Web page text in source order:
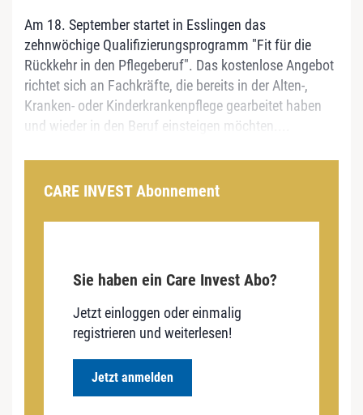
Am 18. September startet in Esslingen das
zehnwöchige Qualifizierungsprogramm "Fit für die
Rückkehr in den Pflegeberuf". Das kostenlose Angebot
richtet sich an Fachkräfte, die bereits in der Alten-,
Kranken- oder Kinderkrankenpflege gearbeitet haben
und wieder in den Beruf einsteigen möchten....
CARE INVEST Abonnement
Sie haben ein Care Invest Abo?
Jetzt einloggen oder einmalig
registrieren und weiterlesen!
Jetzt anmelden